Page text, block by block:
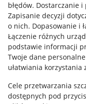
błędów. Dostarczanie
Zapisanie decyzji
o nich. Dopasowanie i
Łączenie różnych
podstawie informacji
Twoje dane
ułatwiania korzystania
Cele przetwarzania
dostępnych pod
Informacje prawne
Regulamin
Polityka plików
Ustawienia plików
Udostępnianie